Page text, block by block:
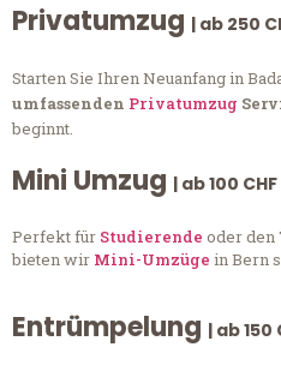
Privatumzug | ab 250
Starten Sie Ihren Neuanfang in
umfassenden Privatumzug
beginnt.
Mini Umzug | ab 100 CHF
Perfekt für Studierende oder den
bieten wir Mini-Umzüge in Bern
Entrümpelung | ab 150